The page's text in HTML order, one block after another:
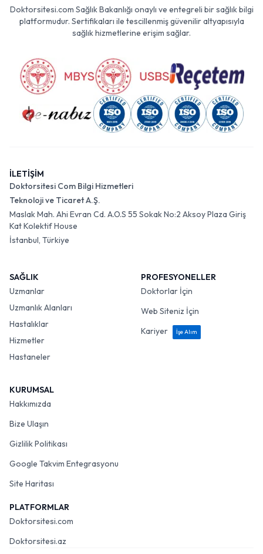
Doktorsitesi.com Sağlık Bakanlığı onaylı ve entegreli bir sağlık bilgi
platformudur. Sertifikaları ile tescillenmiş güvenilir altyapısıyla
sağlık hizmetlerine erişim sağlar.
İLETİŞİM
Doktorsitesi Com Bilgi Hizmetleri
Teknoloji ve Ticaret A.Ş.
Maslak Mah. Ahi Evran Cd. A.O.S 55 Sokak No:2 Aksoy Plaza Giriş
Kat Kolektif House
İstanbul, Türkiye
SAĞLIK
Uzmanlar
Uzmanlık Alanları
Hastalıklar
Hizmetler
Hastaneler
PROFESYONELLER
Doktorlar İçin
Web Siteniz İçin
Kariyer
İşe Alım
KURUMSAL
Hakkımızda
Bize Ulaşın
Gizlilik Politikası
Google Takvim Entegrasyonu
Site Haritası
PLATFORMLAR
Doktorsitesi.com
Doktorsitesi.az